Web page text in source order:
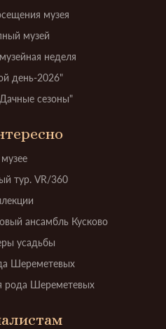
музея
музей
неделя
день-2026"
сезоны"
тур. VR/360
ансамбль Кусково
усадьбы
Шереметевых
рода Шереметевых